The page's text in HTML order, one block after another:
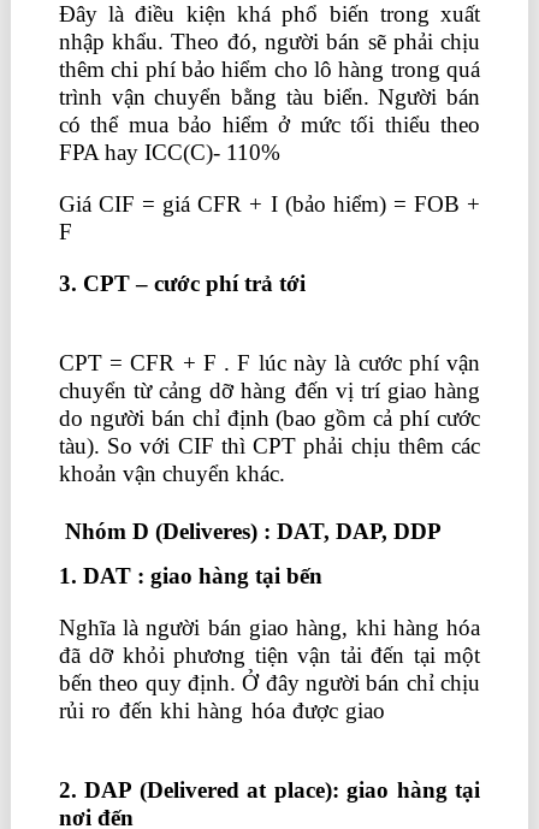
Đây là điều kiện khá phổ biến trong xuất
nhập khẩu. Theo đó, người bán sẽ phải chịu
thêm chi phí bảo hiểm cho lô hàng trong quá
trình vận chuyển bằng tàu biển. Người bán
có thể mua bảo hiểm ở mức tối thiểu theo
FPA hay ICC(C)- 110%
Giá CIF = giá CFR + I (bảo hiểm) = FOB +
F
3. CPT – cước phí trả tới
CPT = CFR + F . F lúc này là cước phí vận
chuyển từ cảng dỡ hàng đến vị trí giao hàng
do người bán chỉ định (bao gồm cả phí cước
tàu). So với CIF thì CPT phải chịu thêm các
khoản vận chuyển khác.
Nhóm D (Deliveres) : DAT, DAP, DDP
1. DAT : giao hàng tại bến
Nghĩa là người bán giao hàng, khi hàng hóa
đã dỡ khỏi phương tiện vận tải đến tại một
bến theo quy định. Ở đây người bán chỉ chịu
rủi ro đến khi hàng hóa được giao
2. DAP (Delivered at place): giao hàng tại
nơi đến